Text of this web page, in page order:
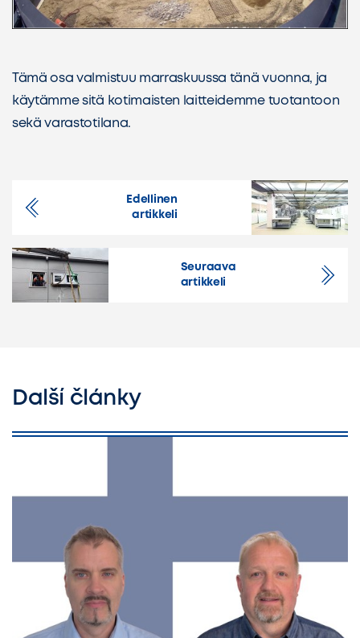
Tämä osa valmistuu marraskuussa tänä vuonna, ja
käytämme sitä kotimaisten laitteidemme tuotantoon
sekä varastotilana.
Edellinen
artikkeli
Seuraava
artikkeli
Další články